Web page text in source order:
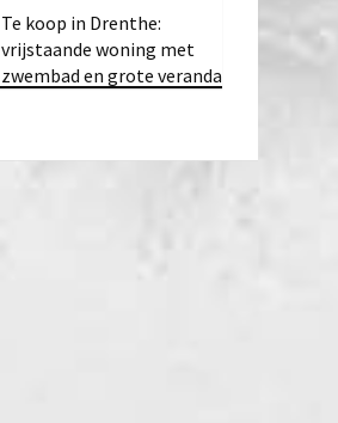
Te koop in Drenthe:
vrijstaande woning met
zwembad en grote veranda